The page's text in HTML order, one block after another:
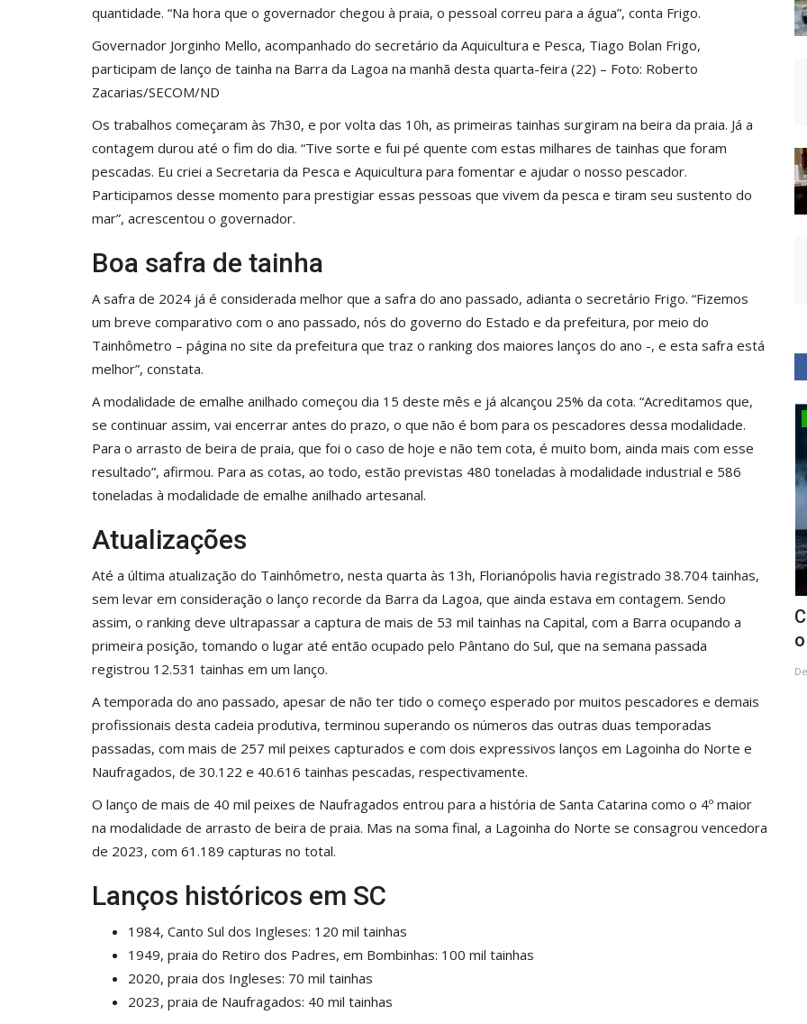
quantidade. “Na hora que o governador chegou à praia, o pessoal correu para a água”, conta Frigo.
Governador Jorginho Mello, acompanhado do secretário da Aquicultura e Pesca, Tiago Bolan Frigo,
participam de lanço de tainha na Barra da Lagoa na manhã desta quarta-feira (22) – Foto: Roberto
Zacarias/SECOM/ND
Os trabalhos começaram às 7h30, e por volta das 10h, as primeiras tainhas surgiram na beira da praia. Já a
contagem durou até o fim do dia. “Tive sorte e fui pé quente com estas milhares de tainhas que foram
pescadas. Eu criei a Secretaria da Pesca e Aquicultura para fomentar e ajudar o nosso pescador.
Participamos desse momento para prestigiar essas pessoas que vivem da pesca e tiram seu sustento do
mar”, acrescentou o governador.
Boa safra de tainha
A safra de 2024 já é considerada melhor que a safra do ano passado, adianta o secretário Frigo. “Fizemos
um breve comparativo com o ano passado, nós do governo do Estado e da prefeitura, por meio do
Tainhômetro – página no site da prefeitura que traz o ranking dos maiores lanços do ano -, e esta safra está
melhor”, constata.
A modalidade de emalhe anilhado começou dia 15 deste mês e já alcançou 25% da cota. “Acreditamos que,
se continuar assim, vai encerrar antes do prazo, o que não é bom para os pescadores dessa modalidade.
Para o arrasto de beira de praia, que foi o caso de hoje e não tem cota, é muito bom, ainda mais com esse
resultado”, afirmou. Para as cotas, ao todo, estão previstas 480 toneladas à modalidade industrial e 586
toneladas à modalidade de emalhe anilhado artesanal.
Atualizações
Até a última atualização do Tainhômetro, nesta quarta às 13h, Florianópolis havia registrado 38.704 tainhas,
sem levar em consideração o lanço recorde da Barra da Lagoa, que ainda estava em contagem. Sendo
assim, o ranking deve ultrapassar a captura de mais de 53 mil tainhas na Capital, com a Barra ocupando a
primeira posição, tomando o lugar até então ocupado pelo Pântano do Sul, que na semana passada
registrou 12.531 tainhas em um lanço.
A temporada do ano passado, apesar de não ter tido o começo esperado por muitos pescadores e demais
profissionais desta cadeia produtiva, terminou superando os números das outras duas temporadas
passadas, com mais de 257 mil peixes capturados e com dois expressivos lanços em Lagoinha do Norte e
Naufragados, de 30.122 e 40.616 tainhas pescadas, respectivamente.
O lanço de mais de 40 mil peixes de Naufragados entrou para a história de Santa Catarina como o 4º maior
na modalidade de arrasto de beira de praia. Mas na soma final, a Lagoinha do Norte se consagrou vencedora
de 2023, com 61.189 capturas no total.
Lanços históricos em SC
1984, Canto Sul dos Ingleses: 120 mil tainhas
1949, praia do Retiro dos Padres, em Bombinhas: 100 mil tainhas
2020, praia dos Ingleses: 70 mil tainhas
2023, praia de Naufragados: 40 mil tainhas
o título de
Agronegócio
Brasil dá início a mais uma etapa da
vacinação contra a...
Nov 25, 2022
Ciclone extratropical promete bagunçar
o tempo e trazer...